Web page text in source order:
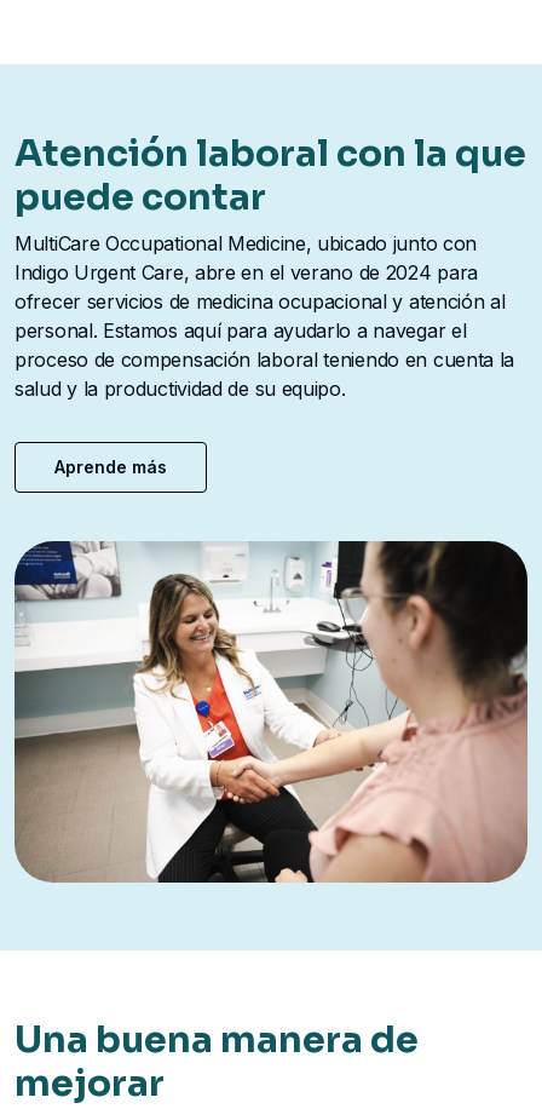
Atención laboral con la que
puede contar
MultiCare Occupational Medicine, ubicado junto con
Indigo Urgent Care, abre en el verano de 2024 para
ofrecer servicios de medicina ocupacional y atención al
personal. Estamos aquí para ayudarlo a navegar el
proceso de compensación laboral teniendo en cuenta la
salud y la productividad de su equipo.
Aprende más
Una buena manera de
mejorar